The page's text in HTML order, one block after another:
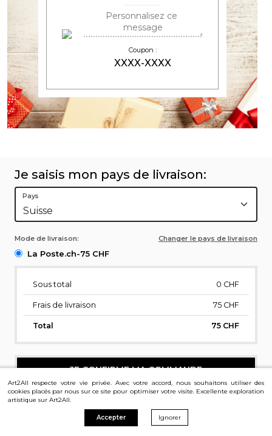
Coupon :
XXXX-XXXX
Je saisis mon pays de livraison:
Pays
Mode de livraison: Changer le pays de livraison
La Poste.ch-75 CHF
Sous total 0 CHF
Frais de livraison 75 CHF
Total 75 CHF
JE CONFIRME MA COMMANDE
Art2All respecte votre vie privée. Avec votre accord, nous souhaitons utiliser des
cookies placés par nous sur ce site pour optimiser votre visite. Excellente exploration
artistique sur Art2All.
Accepter Ignorer